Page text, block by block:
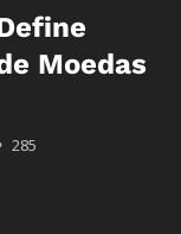
Moedas
285